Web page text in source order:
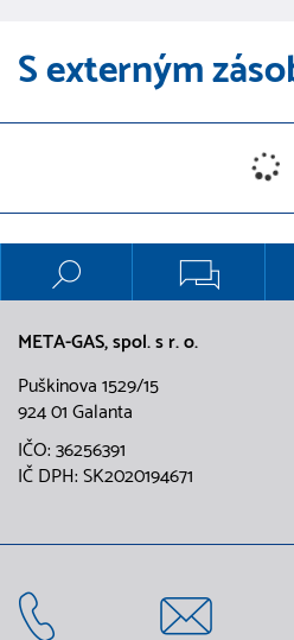
S externým
META-GAS, spol. s r. o.
Puškinova 1529/15
924 01 Galanta
IČO: 36256391
IČ DPH: SK2020194671